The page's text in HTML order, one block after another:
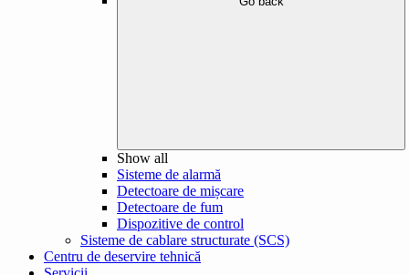
Show all
Sisteme de alarmă
Detectoare de mișcare
Detectoare de fum
Dispozitive de control
Sisteme de cablare structurate (SCS)
Centru de deservire tehnică